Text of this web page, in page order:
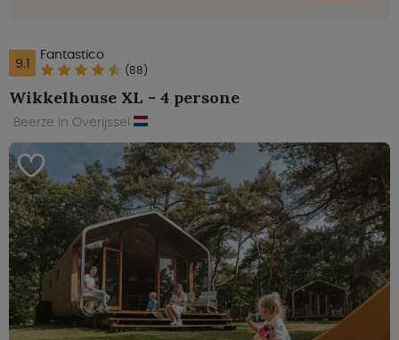
9.1 Fantastico
(88)
Wikkelhouse XL - 4 persone
Beerze in Overijssel